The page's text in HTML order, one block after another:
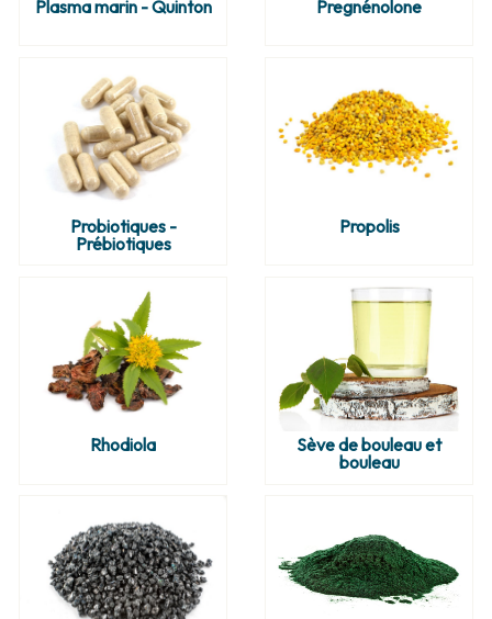
Plasma marin - Quinton Pregnénolone
Probiotiques -
Prébiotiques
Propolis
Rhodiola
Sève de bouleau et
bouleau